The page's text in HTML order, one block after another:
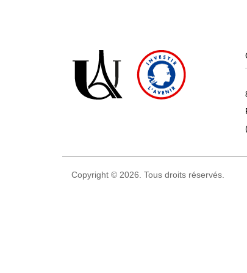
Copyright © 2026. Tous droits réservés.